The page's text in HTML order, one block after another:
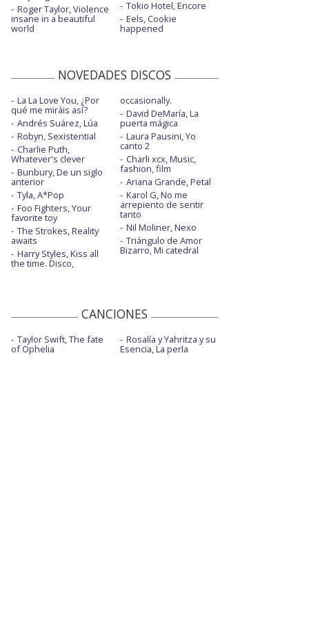
Roger Taylor, Violence
insane in a beautiful
world
Tokio Hotel, Encore
Eels, Cookie
happened
NOVEDADES DISCOS
La La Love You, ¿Por
qué me miráis así?
Andrés Suárez, Lúa
Robyn, Sexistential
Charlie Puth,
Whatever's clever
Bunbury, De un siglo
anterior
Tyla, A*Pop
Foo Fighters, Your
favorite toy
The Strokes, Reality
awaits
Harry Styles, Kiss all
the time. Disco,
occasionally.
David DeMaría, La
puerta mágica
Laura Pausini, Yo
canto 2
Charli xcx, Music,
fashion, film
Ariana Grande, Petal
Karol G, No me
arrepiento de sentir
tanto
Nil Moliner, Nexo
Triángulo de Amor
Bizarro, Mi catedral
CANCIONES
Taylor Swift, The fate
of Ophelia
Rosalía y Yahritza y su
Esencia, La perla